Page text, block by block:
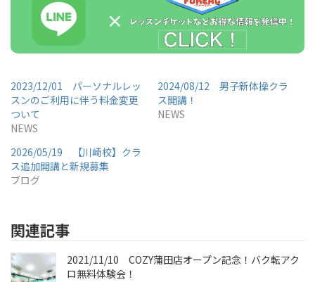
2023/12/01 パーソナルレッ
スンのご利用に伴う料金変更
ついて
NEWS
2024/08/12 男子新体操クラ
ス開講！
NEWS
2026/05/19 【川崎校】クラ
ス追加開講と新規募集
ブログ
関連記事
2021/11/10 COZY蒲田店オープン記念！バク転アク
ロ無料体験会！